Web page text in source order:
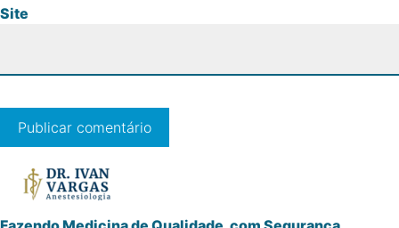
Site